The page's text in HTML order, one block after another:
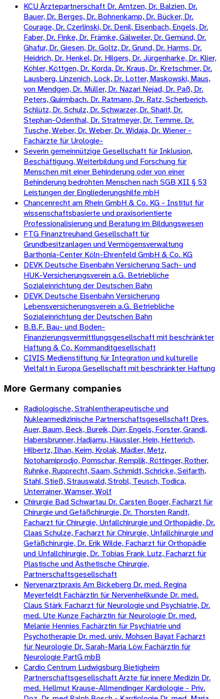
KCU Ärztepartnerschaft Dr. Arntzen, Dr. Balzien, Dr.
Bauer, Dr. Berges, Dr. Bohnenkamp, Dr. Bücker, Dr.
Courage, Dr. Czerlinski, Dr. Denil, Eisenbach, Engels, Dr.
Faber, Dr. Finke, Dr. Främke, Gälweiler, Dr. Gemünd, Dr.
Ghafur, Dr. Giesen, Dr. Goltz, Dr. Grund, Dr. Harms, Dr.
Heidrich, Dr. Henkel, Dr. Hilgers, Dr. Jürgenharke, Dr. Klier,
Köhler, Köttgen, Dr. Korda, Dr. Kraus, Dr. Kretschmer, Dr.
Lausberg, Linzenich, Lock, Dr. Lotter, Maskowski, Maus,
von Mendgen, Dr. Müller, Dr. Nazari Nejad, Dr. Paß, Dr.
Peters, Quirmbach. Dr. Ratmann, Dr. Ratz, Scherberich,
Schlütz, Dr. Schulz, Dr. Schwarzer, Dr. Sharif, Dr.
Stephan-Odenthal, Dr. Stratmeyer, Dr. Temme. Dr.
Tusche, Weber, Dr. Weber, Dr. Widaja, Dr. Wiener -
Fachärzte für Urologie-
Severin gemeinnützige Gesellschaft für Inklusion,
Beschäftigung, Weiterbildung und Forschung für
Menschen mit einer Behinderung oder von einer
Behinderung bedrohten Menschen nach SGB XII § 53
Leistungen der Eingliederungshilfe mbH
Chancenrecht am Rhein GmbH & Co. KG - Institut für
wissenschaftsbasierte und praxisorientierte
Professionalisierung und Beratung im Bildungswesen
FTG Finanztreuhand Gesellschaft für
Grundbesitzanlagen und Vermögensverwaltung
Barthonia-Center Köln-Ehrenfeld GmbH & Co. KG
DEVK Deutsche Eisenbahn Versicherung Sach- und
HUK-Versicherungsverein a.G. Betriebliche
Sozialeinrichtung der Deutschen Bahn
DEVK Deutsche Eisenbahn Versicherung
Lebensversicherungsverein a.G. Betriebliche
Sozialeinrichtung der Deutschen Bahn
B.B.F. Bau- und Boden-
Finanzierungsvermittlungsgesellschaft mit beschränkter
Haftung & Co. Kommanditgesellschaft
CIVIS Medienstiftung für Integration und kulturelle
Vielfalt in Europa Gesellschaft mit beschränkter Haftung
More Germany companies
Radiologische, Strahlentherapeutische und
Nuklearmedizinische Partnerschaftsgesellschaft Dres.
Auer, Baum, Beck, Bureik, Dürr, Engels, Forster, Grandl,
Habersbrunner, Hadjamu, Häussler, Hein, Hetterich,
Hilbertz, Ilhan, Keim, Krolak, Mädler, Metz,
Notohamiprodjo, Pomschar, Remplik, Röttinger, Rother,
Ruhnke, Rupprecht, Saam, Schmidt, Schricke, Seifarth,
Stahl, Stieß, Strauswald, Strobl, Teusch, Todica,
Unterrainer, Wamser, Wolf
Chirurgie Bad Schwartau Dr. Carsten Boger, Facharzt für
Chirurgie und Gefäßchirurgie, Dr. Thorsten Randt,
Facharzt für Chirurgie, Unfallchirurgie und Orthopädie, Dr.
Claas Schulze, Facharzt für Chirurgie, Unfallchirurgie und
Gefäßchirurgie, Dr. Erik Wilde, Facharzt für Orthopädie
und Unfallchirurgie, Dr. Tobias Frank Lutz, Facharzt für
Plastische und Ästhetische Chirurgie,
Partnerschaftsgesellschaft
Nervenarztpraxis Am Bickeberg Dr. med. Regina
Meyerfeldt Fachärztin für Nervenheilkunde Dr. med.
Claus Stärk Facharzt für Neurologie und Psychiatrie, Dr.
med. Ute Kunze Fachärztin für Neurologie Dr. med.
Melanie Hennies Fachärztin für Psychiatrie und
Psychotherapie Dr. med. univ. Mohsen Bayat Facharzt
für Neurologie Dr. Sarah-Maria Löw Fachärztin für
Neurologie PartG mbB
Cardio Centrum Ludwigsburg Bietigheim
Partnerschaftsgesellschaft Arzte für innere Medizin Dr.
med. Hellmut Krause-Allmendinger Kardiologie - Priv.